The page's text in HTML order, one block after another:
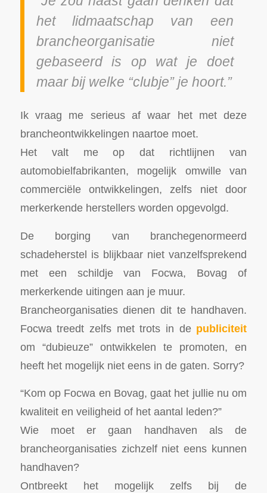
het lidmaatschap van een
brancheorganisatie niet
gebaseerd is op wat je doet
maar bij welke “clubje” je hoort.”
Ik vraag me serieus af waar het met deze
brancheontwikkelingen naartoe moet.
Het valt me op dat richtlijnen van
automobielfabrikanten, mogelijk omwille van
commerciële ontwikkelingen, zelfs niet door
merkerkende herstellers worden opgevolgd.
De borging van branchegenormeerd
schadeherstel is blijkbaar niet vanzelfsprekend
met een schildje van Focwa, Bovag of
merkerkende uitingen aan je muur.
Brancheorganisaties dienen dit te handhaven.
Focwa treedt zelfs met trots in de publiciteit
om “dubieuze” ontwikkelen te promoten, en
heeft het mogelijk niet eens in de gaten. Sorry?
“Kom op Focwa en Bovag, gaat het jullie nu om
kwaliteit en veiligheid of het aantal leden?”
Wie moet er gaan handhaven als de
brancheorganisaties zichzelf niet eens kunnen
handhaven?
Ontbreekt het mogelijk zelfs bij de